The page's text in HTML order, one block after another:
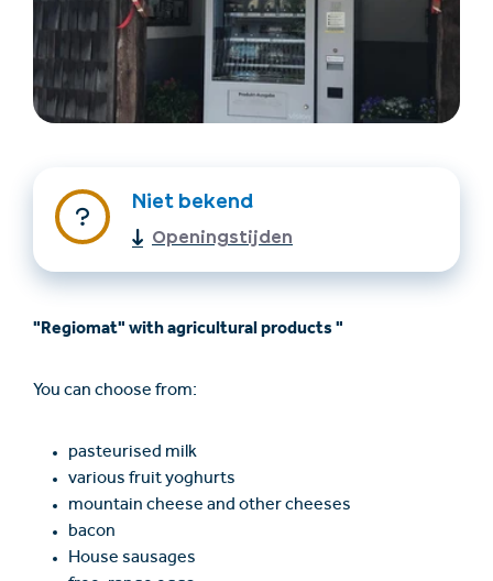
Accommodatie
Ticket- &
Niet bekend
Openingstijden
"Regiomat" with agricultural products "
You can choose from:
pasteurised milk
various fruit yoghurts
mountain cheese and other cheeses
bacon
House sausages